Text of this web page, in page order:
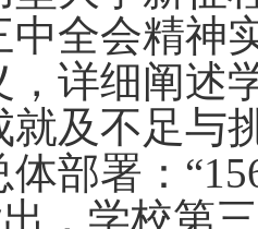
中全会精神
，详细阐述
就及不足与
部署：“
，学校第